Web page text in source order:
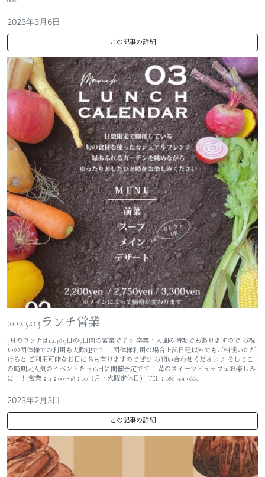
2023年3月6日
この記事の詳細
2023.03ランチ営業
3月のランチは1.2.3.8.9日の5日間の営業です☆ 卒業・入園の時期でもありますので お祝
いの団体様での利用も大歓迎です！ 団体様利用の場合上記日程以外でもご相談いただ
けると ご利用可能なお日にちも有りますのでぜひ お問い合わせください♪ そしてこ
の時期大人気のイベントを 15.16日に開催予定です！ 苺のスイーツビュッフェお楽しみ
に！！ 営業：11：00～18：00（月・火曜定休日） TEL：086-901-0664
2023年2月3日
この記事の詳細